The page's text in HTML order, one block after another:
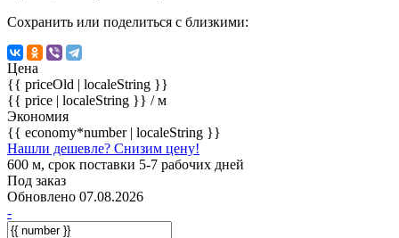
Сохранить или поделиться с близкими:
Цена
{{ priceOld | localeString }}
{{ price | localeString }} / м
Экономия
{{ economy*number | localeString }}
Нашли дешевле? Снизим цену!
600 м, срок поставки 5-7 рабочих дней
Под заказ
Обновлено 07.08.2026
-